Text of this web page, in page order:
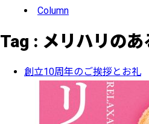
Column
Tag : メリハリの
創立10周年のご挨拶とお礼